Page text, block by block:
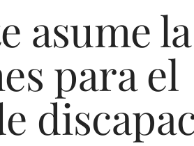
asume la
para el